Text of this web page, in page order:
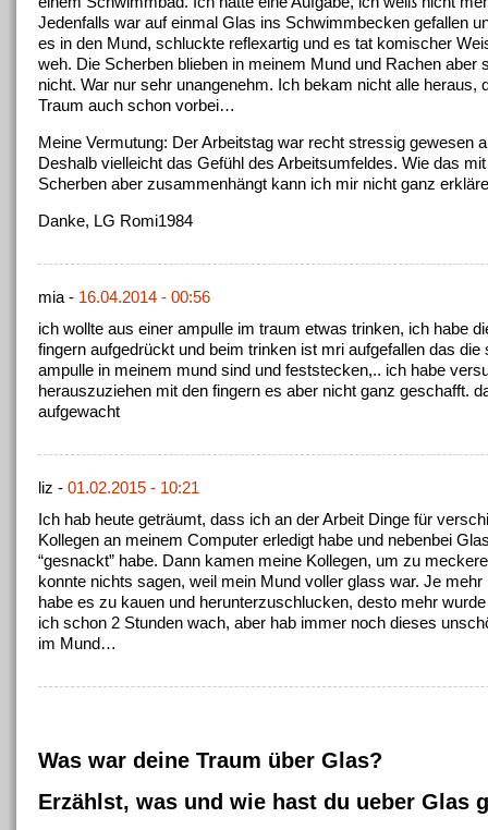
Jedenfalls war auf einmal Glas ins Schwimmbecken gefallen
es in den Mund, schluckte reflexartig und es tat komischer
weh. Die Scherben blieben in meinem Mund und Rachen aber
nicht. War nur sehr unangenehm. Ich bekam nicht alle heraus,
Traum auch schon vorbei…
Meine Vermutung: Der Arbeitstag war recht stressig gewesen
Deshalb vielleicht das Gefühl des Arbeitsumfeldes. Wie das
Scherben aber zusammenhängt kann ich mir nicht ganz
Danke, LG Romi1984
mia - 16.04.2014 - 00:56
ich wollte aus einer ampulle im traum etwas trinken, ich habe
fingern aufgedrückt und beim trinken ist mri aufgefallen das die
ampulle in meinem mund sind und feststecken,.. ich habe
herauszuziehen mit den fingern es aber nicht ganz geschafft.
aufgewacht
liz - 01.02.2015 - 10:21
Ich hab heute geträumt, dass ich an der Arbeit Dinge für
Kollegen an meinem Computer erledigt habe und nebenbei
“gesnackt” habe. Dann kamen meine Kollegen, um zu
konnte nichts sagen, weil mein Mund voller glass war. Je
habe es zu kauen und herunterzuschlucken, desto mehr
ich schon 2 Stunden wach, aber hab immer noch dieses
im Mund…
Was war deine Traum über Glas?
Erzählst, was und wie hast du ueber Glas